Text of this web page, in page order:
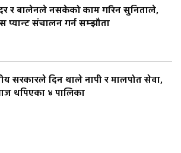
र बालेनले नसकेको काम गरिन सुनिताले,
प्यान्ट संचालन गर्न सम्झौता
सरकारले दिन थाले नापी र मालपोत सेवा,
थपिएका ४ पालिका